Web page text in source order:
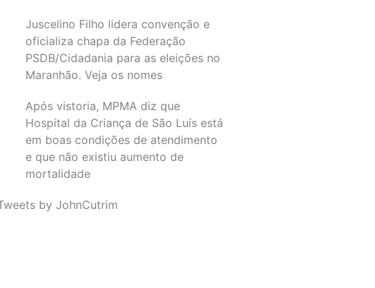
Juscelino Filho lidera convenção e
oficializa chapa da Federação
PSDB/Cidadania para as eleições no
Maranhão. Veja os nomes
Após vistoria, MPMA diz que
Hospital da Criança de São Luís está
em boas condições de atendimento
e que não existiu aumento de
mortalidade
by JohnCutrim